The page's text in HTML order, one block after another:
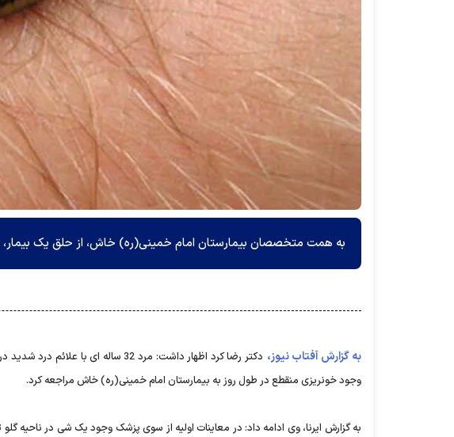
‌به همت متخصصان بیمارستان امام خمینی(ره) خاش، از حلق یک بیمار، زالوی 5 سانتی متری
به گزارش آفتاب نیوز،
دکتر رضا کرد اظهار داشت: مرد 32 ساله ای با
وجود خونریزی منقطع در طول روز به بیمارستان امام خمینی(ره) خاش مراجعه کرد.
به گزارش ایرنا، وی ادامه داد: در معاینات اولیه از سوی پزشک وجود یک شی در ناحیه